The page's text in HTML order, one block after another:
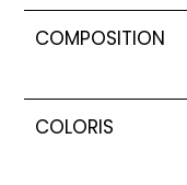
COMPOSITION
COLORIS